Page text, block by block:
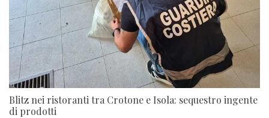
Blitz nei ristoranti tra Crotone e Isola: sequestro ingente
di prodotti